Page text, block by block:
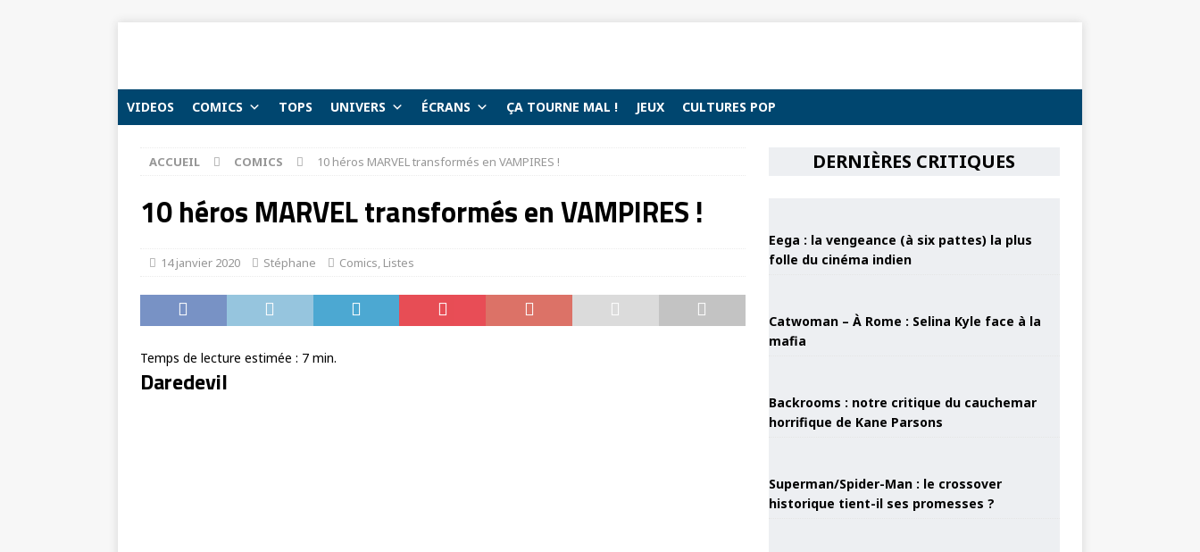
VIDEOS COMICS TOPS UNIVERS ÉCRANS ÇA TOURNE MAL ! JEUX CULTURES POP
ACCUEIL COMICS 10 héros MARVEL transformés en VAMPIRES !
10 héros MARVEL transformés en VAMPIRES !
14 janvier 2020 Stéphane Comics, Listes
Temps de lecture estimée : 7 min.
Daredevil
DERNIÈRES CRITIQUES
Eega : la vengeance (à six pattes) la plus
folle du cinéma indien
Catwoman – À Rome : Selina Kyle face à la
mafia
Backrooms : notre critique du cauchemar
horrifique de Kane Parsons
Superman/Spider-Man : le crossover
historique tient-il ses promesses ?